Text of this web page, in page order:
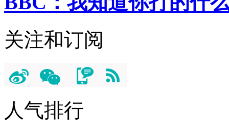
关注和订阅
人气排行